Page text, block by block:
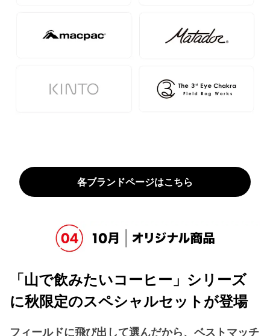
各ブランドページはこちら
「山で飲みたいコーヒー」シリーズ
に秋限定のスペシャルセットが登場
フィールドに飛び出して選んだから、ベストマッチ